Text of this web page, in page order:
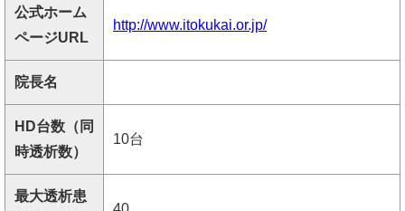
公式ホーム
ページURL
http://www.itokukai.or.jp/
院長名
HD台数（同
時透析数）
10台
最大透析患